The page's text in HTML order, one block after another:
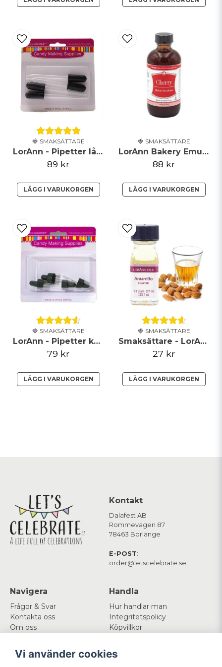
🍓 SMAKSÄTTARE
LorAnn - Pipetter lång - 4-pack
89 kr
LÄGG I VARUKORGEN
🍓 SMAKSÄTTARE
LorAnn Bakery Emulsion - Körsbär - 118ml
88 kr
LÄGG I VARUKORGEN
🍓 SMAKSÄTTARE
LorAnn - Pipetter kort (låsbar) - 4-pack
79 kr
LÄGG I VARUKORGEN
🍓 SMAKSÄTTARE
Smaksättare - LorAnn - Amaretto
27 kr
LÄGG I VARUKORGEN
Kontakt
Dalafest AB
Rommevägen 87
78463 Borlänge
E-POST:
order@letscelebrate.se
Navigera
Frågor & Svar
Kontakta oss
Om oss
Handla
Hur handlar man
Integritetspolicy
Köpvillkor
Mitt konto Följ oss
Vi använder cookies